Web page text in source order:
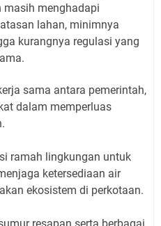
masih menghadapi
lahan, minimnya
kurangnya regulasi yang
sama antara pemerintah,
dalam memperluas
ramah lingkungan untuk
ketersediaan air
ekosistem di perkotaan.
resapan serta berbagai